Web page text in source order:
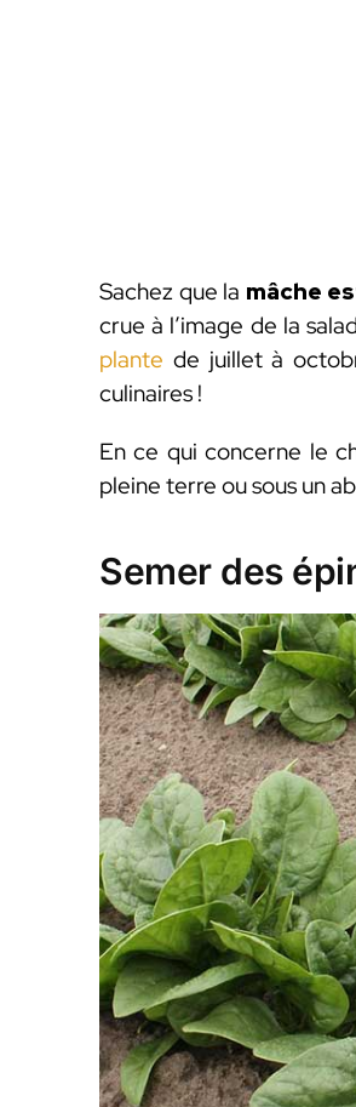
Sachez que la mâche
crue à l’image de la
plante de juillet à
culinaires !
En ce qui concerne le
pleine terre ou sous un
Semer des